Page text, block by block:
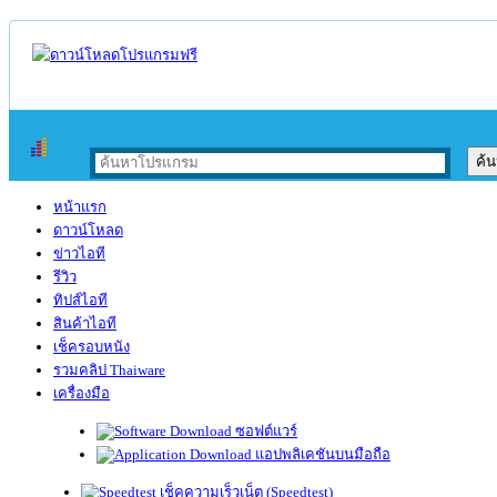
หน้าแรก
ดาวน์โหลด
ข่าวไอที
รีวิว
ทิปส์ไอที
สินค้าไอที
เช็ครอบหนัง
รวมคลิป Thaiware
เครื่องมือ
ซอฟต์แวร์
แอปพลิเคชันบนมือถือ
เช็คความเร็วเน็ต (Speedtest)